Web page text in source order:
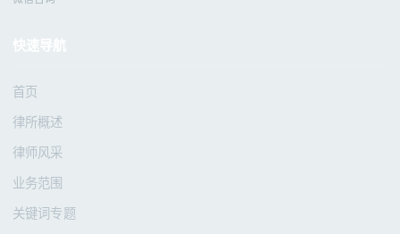
首页
律所概述
律师风采
业务范围
关键词专题